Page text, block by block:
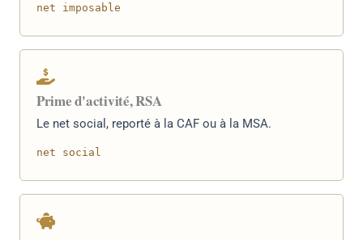
net imposable
Prime d'activité, RSA
Le net social, reporté à la CAF ou à la MSA.
net social